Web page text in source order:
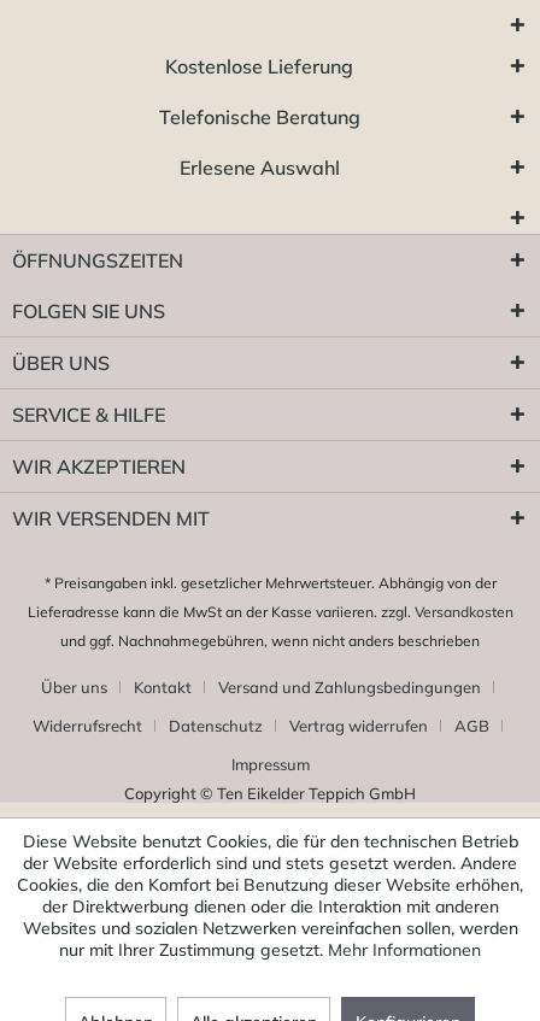
Kostenlose Lieferung
Telefonische Beratung
Erlesene Auswahl
ÖFFNUNGSZEITEN
FOLGEN SIE UNS
ÜBER UNS
SERVICE & HILFE
WIR AKZEPTIEREN
WIR VERSENDEN MIT
* Preisangaben inkl. gesetzlicher Mehrwertsteuer. Abhängig von der
Lieferadresse kann die MwSt an der Kasse variieren. zzgl. Versandkosten
und ggf. Nachnahmegebühren, wenn nicht anders beschrieben
Über uns Kontakt
Versand und Zahlungsbedingungen
Widerrufsrecht
Datenschutz Vertrag widerrufen
AGB
Impressum
Copyright © Ten Eikelder Teppich GmbH
Diese Website benutzt Cookies, die für den technischen Betrieb
der Website erforderlich sind und stets gesetzt werden. Andere
Cookies, die den Komfort bei Benutzung dieser Website erhöhen,
der Direktwerbung dienen oder die Interaktion mit anderen
Websites und sozialen Netzwerken vereinfachen sollen, werden
nur mit Ihrer Zustimmung gesetzt. Mehr Informationen